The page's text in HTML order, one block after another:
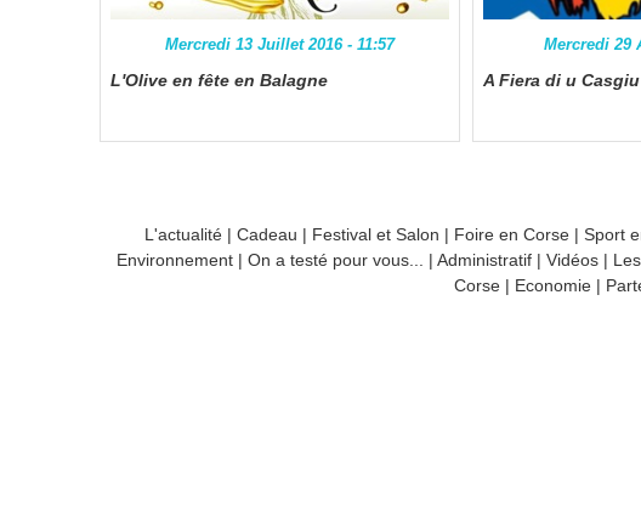
Mercredi 13 Juillet 2016 - 11:57
L'Olive en fête en Balagne
Mercredi 29
A Fiera di u Casgiu
L'actualité | Cadeau | Festival et Salon | Foire en Corse | Sport
Environnement | On a testé pour vous... | Administratif | Vidéos |
Corse | Economie |